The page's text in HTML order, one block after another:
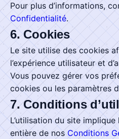
Pour plus d’informations,
Confidentialité.
6. Cookies
Le site utilise des cookies
l’expérience utilisateur et
Vous pouvez gérer vos
cookies ou les paramètres
7. Conditions
L’utilisation du site
entière de nos Conditions